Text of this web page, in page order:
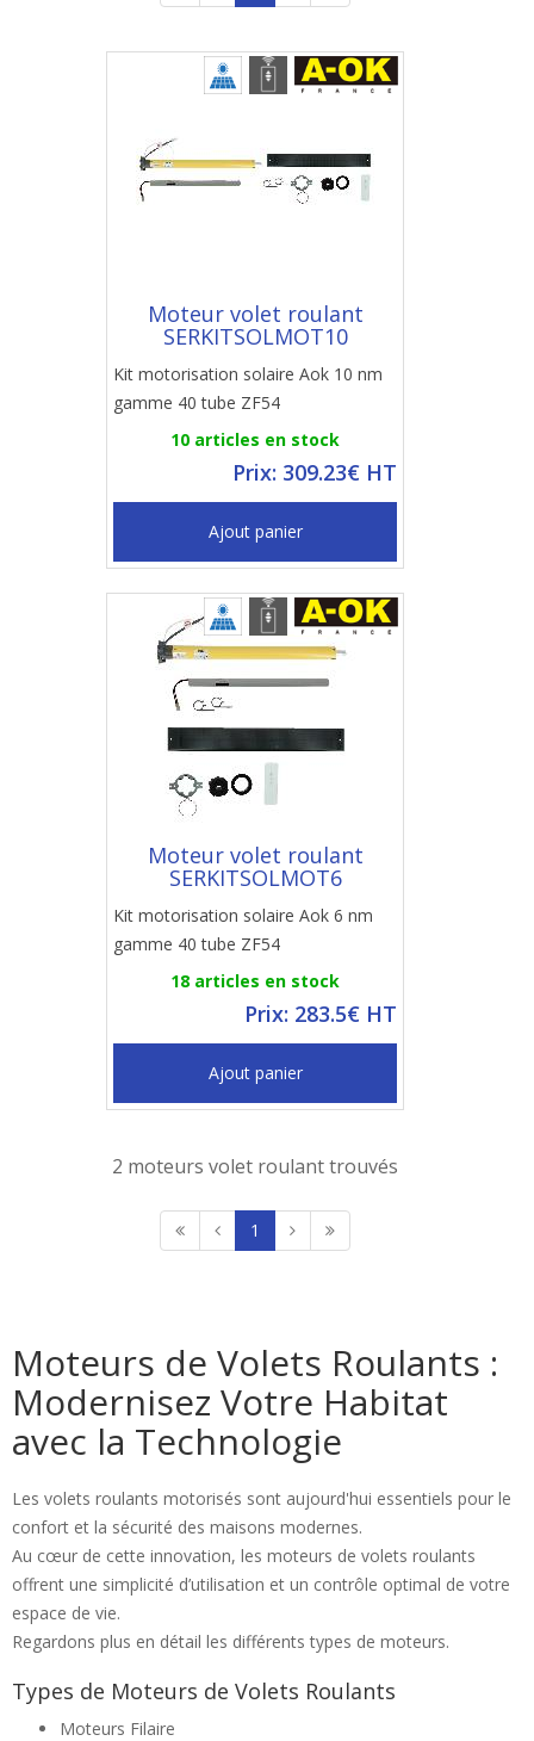
Moteur volet roulant
SERKITSOLMOT10
Kit motorisation solaire Aok 10 nm
gamme 40 tube ZF54
10 articles en stock
Prix: 309.23€ HT
Ajout panier
Moteur volet roulant
SERKITSOLMOT6
Kit motorisation solaire Aok 6 nm
gamme 40 tube ZF54
18 articles en stock
Prix: 283.5€ HT
Ajout panier
2 moteurs volet roulant trouvés
1
Moteurs de Volets Roulants :
Modernisez Votre Habitat
avec la Technologie
Les volets roulants motorisés sont aujourd'hui essentiels pour le
confort et la sécurité des maisons modernes.
Au cœur de cette innovation, les moteurs de volets roulants
offrent une simplicité d’utilisation et un contrôle optimal de votre
espace de vie.
Regardons plus en détail les différents types de moteurs.
Types de Moteurs de Volets Roulants
Moteurs Filaire